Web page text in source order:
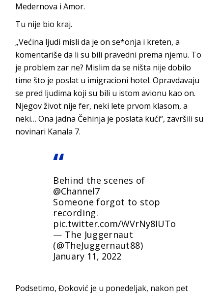
Medernova i Amor.
Tu nije bio kraj.
„Većina ljudi misli da je on se*onja i kreten, a
komentariše da li su bili pravedni prema njemu. To
je problem zar ne? Mislim da se ništa nije dobilo
time što je poslat u imigracioni hotel. Opravdavaju
se pred ljudima koji su bili u istom avionu kao on.
Njegov život nije fer, neki lete prvom klasom, a
neki… Ona jadna Čehinja je poslata kući“, završili su
novinari Kanala 7.
Behind the scenes of
@Channel7
Someone forgot to stop
recording.
pic.twitter.com/WVrNy8IUTo
— The Juggernaut
(@TheJuggernaut88)
January 11, 2022
Podsetimo, Đoković je u ponedeljak, nakon pet